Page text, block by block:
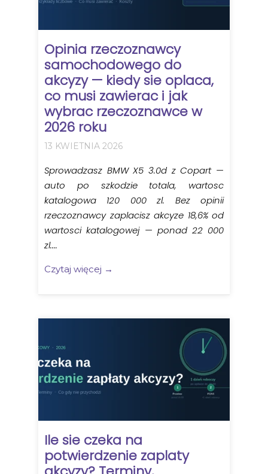
Opinia rzeczoznawcy
samochodowego do
akcyzy — kiedy sie oplaca,
co musi zawierac i jak
wybrac rzeczoznawce w
2026 roku
13 KWIETNIA 2026
Sprowadzasz BMW X5 3.0d z Copart —
auto po szkodzie totala, wartosc
katalogowa 120 000 zl. Bez opinii
rzeczoznawcy zaplacisz akcyze 18,6% od
wartosci katalogowej — ponad 22 000
zl....
Czytaj więcej →
Ile sie czeka na
potwierdzenie zaplaty